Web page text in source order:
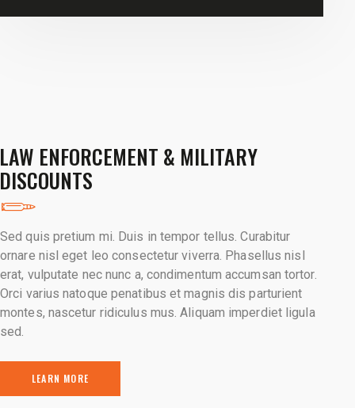
LAW ENFORCEMENT & MILITARY
DISCOUNTS
Sed quis pretium mi. Duis in tempor tellus. Curabitur
ornare nisl eget leo consectetur viverra. Phasellus nisl
erat, vulputate nec nunc a, condimentum accumsan tortor.
Orci varius natoque penatibus et magnis dis parturient
montes, nascetur ridiculus mus. Aliquam imperdiet ligula
sed.
LEARN MORE